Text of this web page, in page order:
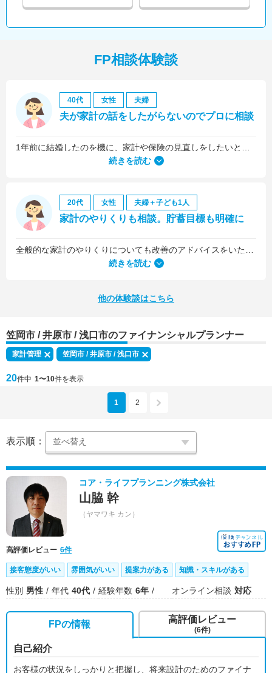
FP相談体験談
40代 女性 夫婦
夫が家計の話をしたがらないのでプロに相談
続きを読む
20代 女性 夫婦＋子ども1人
家計のやりくりも相談。貯蓄目標も明確に
続きを読む
他の体験談はこちら
笠岡市 / 井原市 / 浅口市のファイナンシャルプランナー
家計管理 笠岡市 / 井原市 / 浅口市
20件中 1〜10件を表示
1 2
表示順：
コア・ライフプランニング株式会社
山脇 幹
（ヤマワキ カン）
高評価レビュー 6件
接客態度がいい 雰囲気がいい 提案力がある 知識・スキルがある
性別 男性 年代 40代 経験年数 6年 オンライン相談 対応
FPの情報
自己紹介
お客様の状況をしっかりと把握し、将来設計のためのファイナ
高評価レビュー
(6件)